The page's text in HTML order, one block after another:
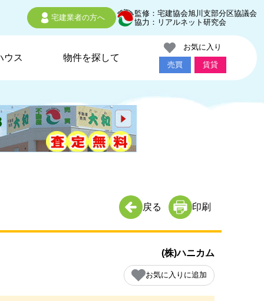
宅建業者の方へ
監修：宅建協会旭川支部分区協議会
協力：リアルネット研究会
ウス 物件を探して
お気に入り
売買
賃貸
戻る 印刷
(株)ハニカム
お気に入りに追加